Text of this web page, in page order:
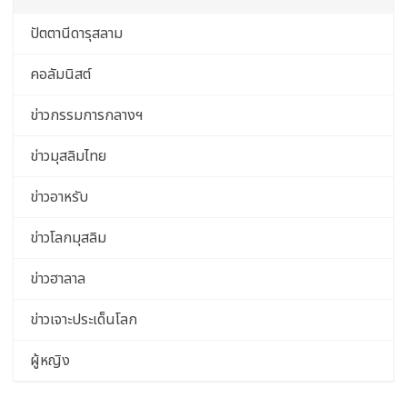
ปัตตานีดารุสลาม
คอลัมนิสต์
ข่าวกรรมการกลางฯ
ข่าวมุสลิมไทย
ข่าวอาหรับ
ข่าวโลกมุสลิม
ข่าวฮาลาล
ข่าวเจาะประเด็นโลก
ผู้หญิง